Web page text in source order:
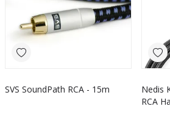
SVS SoundPath RCA - 15m
Nedis
RCA